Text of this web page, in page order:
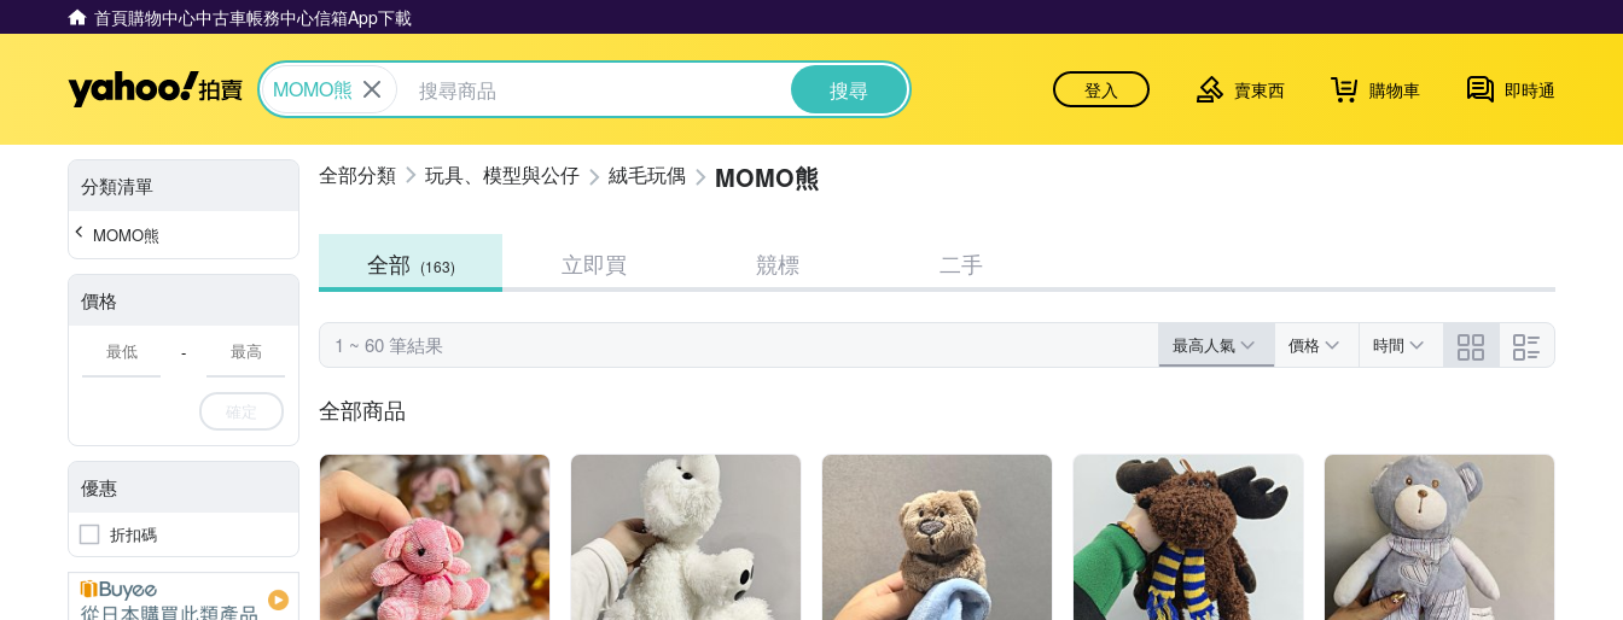
首頁購物中心中古車帳務中心信箱App下載
Yahoo拍賣
MOMO熊 搜尋 登入 賣東西 購物車 即時通
分類清單
MOMO熊
價格
-
確定
優惠
折扣碼
玩具、模型與公仔 絨毛玩偶 MOMO熊
全部 (163) 立即買 競標 二手
1 ~ 60 筆結果 最高人氣 價格 時間
全部商品